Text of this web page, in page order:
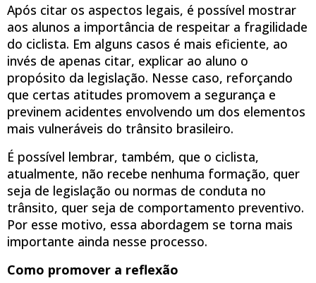
Após citar os aspectos legais, é possível mostrar
aos alunos a importância de respeitar a fragilidade
do ciclista. Em alguns casos é mais eficiente, ao
invés de apenas citar, explicar ao aluno o
propósito da legislação. Nesse caso, reforçando
que certas atitudes promovem a segurança e
previnem acidentes envolvendo um dos elementos
mais vulneráveis do trânsito brasileiro.
É possível lembrar, também, que o ciclista,
atualmente, não recebe nenhuma formação, quer
seja de legislação ou normas de conduta no
trânsito, quer seja de comportamento preventivo.
Por esse motivo, essa abordagem se torna mais
importante ainda nesse processo.
Como promover a reflexão